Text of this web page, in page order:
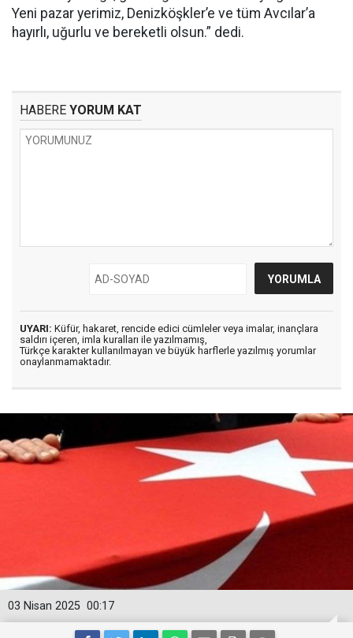
Yeni pazar yerimiz, Denizköşkler’e ve tüm Avcılar’a
hayırlı, uğurlu ve bereketli olsun.” dedi.
HABERE YORUM KAT
UYARI: Küfür, hakaret, rencide edici cümleler veya imalar, inançlara
saldırı içeren, imla kuralları ile yazılmamış,
Türkçe karakter kullanılmayan ve büyük harflerle yazılmış yorumlar
onaylanmamaktadır.
00:17
03 Nisan 2025